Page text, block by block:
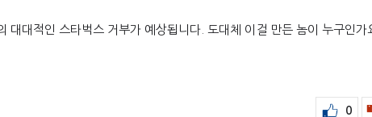
대대적인 스타벅스 거부가 예상됩니다. 도대체 이걸 만든 놈이 누구인가
0